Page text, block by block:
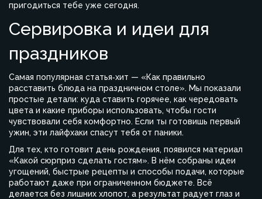
пригодиться тебе уже сегодня.
Сервировка и идеи для
праздников
Самая популярная статья‑хит — «Как правильно
расставить блюда на праздничном столе». Мы показали
простые детали: куда ставить горячее, как чередовать
цвета и какие приборы использовать, чтобы гости
чувствовали себя комфортно. Если ты готовишь первый
ужин, эти лайфхаки спасут тебя от паники.
Для тех, кто готовит день рождения, появился материал
«Какой сюрприз сделать гостям». В нём собраны идеи
угощений, быстрые рецепты и способы подачи, которые
работают даже при ограниченном бюджете. Всё
делается без лишних хлопот, а результат радует глаз и